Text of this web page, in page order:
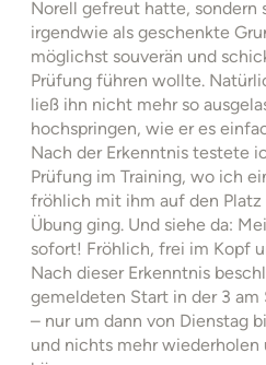
Norell gefreut hatte, sondern
irgendwie als geschenkte
möglichst souverän und
Prüfung führen wollte.
ließ ihn nicht mehr so
hochspringen, wie er es
Nach der Erkenntnis testete
Prüfung im Training, wo ich
fröhlich mit ihm auf den Platz
Übung ging. Und siehe da:
sofort! Fröhlich, frei im Kopf
Nach dieser Erkenntnis
gemeldeten Start in der 3 am
– nur um dann von Dienstag
und nichts mehr wiederholen